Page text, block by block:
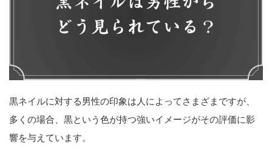
黒ネイルに対する男性の印象は人によってさまざまですが、
多くの場合、黒という色が持つ強いイメージがその評価に影
響を与えています。